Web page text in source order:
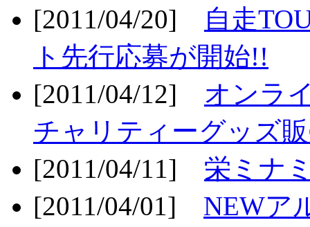
[2011/04/20]
自走
ト先行応募が開始!!
[2011/04/12] オンラ
チャリティーグッズ
[2011/04/11] 栄ミナ
[2011/04/01] NEWア